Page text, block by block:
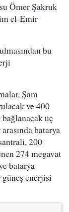
Ömer Şakruk
el-Emir
bu
Şam
ve 400
üç
batarya
200
274 megavat
batarya
enerjisi